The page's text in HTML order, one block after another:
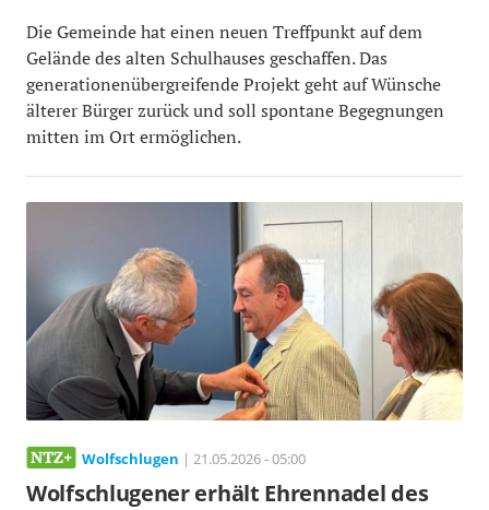
Die Gemeinde hat einen neuen Treffpunkt auf dem
Gelände des alten Schulhauses geschaffen. Das
generationenübergreifende Projekt geht auf Wünsche
älterer Bürger zurück und soll spontane Begegnungen
mitten im Ort ermöglichen.
Wolfschlugen | 21.05.2026 - 05:00
Wolfschlugener erhält Ehrennadel des